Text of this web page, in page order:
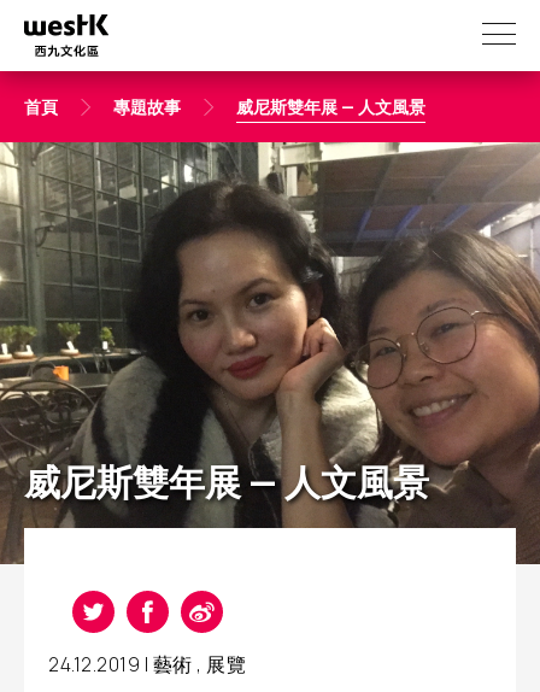
主
首頁 專題故事 威尼斯雙年展 — 人文風景
威尼斯雙年展 — 人文風景
24.12.2019 | 藝術 , 展覽